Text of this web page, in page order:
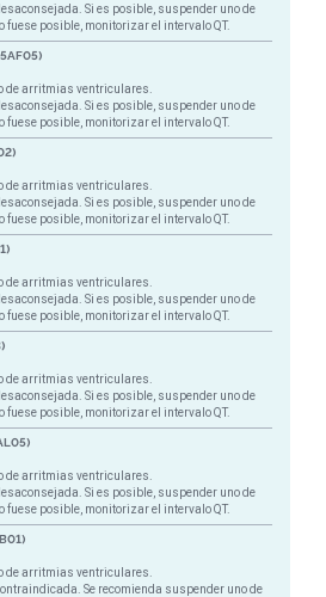
Si es posible, suspender uno de
fuese posible, monitorizar el intervalo QT.
de arritmias ventriculares.
Si es posible, suspender uno de
fuese posible, monitorizar el intervalo QT.
de arritmias ventriculares.
Si es posible, suspender uno de
fuese posible, monitorizar el intervalo QT.
de arritmias ventriculares.
Si es posible, suspender uno de
fuese posible, monitorizar el intervalo QT.
de arritmias ventriculares.
Si es posible, suspender uno de
fuese posible, monitorizar el intervalo QT.
de arritmias ventriculares.
Si es posible, suspender uno de
fuese posible, monitorizar el intervalo QT.
de arritmias ventriculares.
Se recomienda suspender uno de